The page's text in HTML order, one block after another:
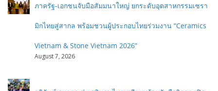
ภาครัฐ-เอกชนจับมือสัมมนาใหญ่ ยกระดับอุตสาหกรรมเซรา
มิกไทยสู่สากล พร้อมชวนผู้ประกอบไทยร่วมงาน “Ceramics
Vietnam & Stone Vietnam 2026”
August 7, 2026